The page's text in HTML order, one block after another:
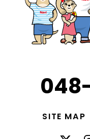
SITE MAP